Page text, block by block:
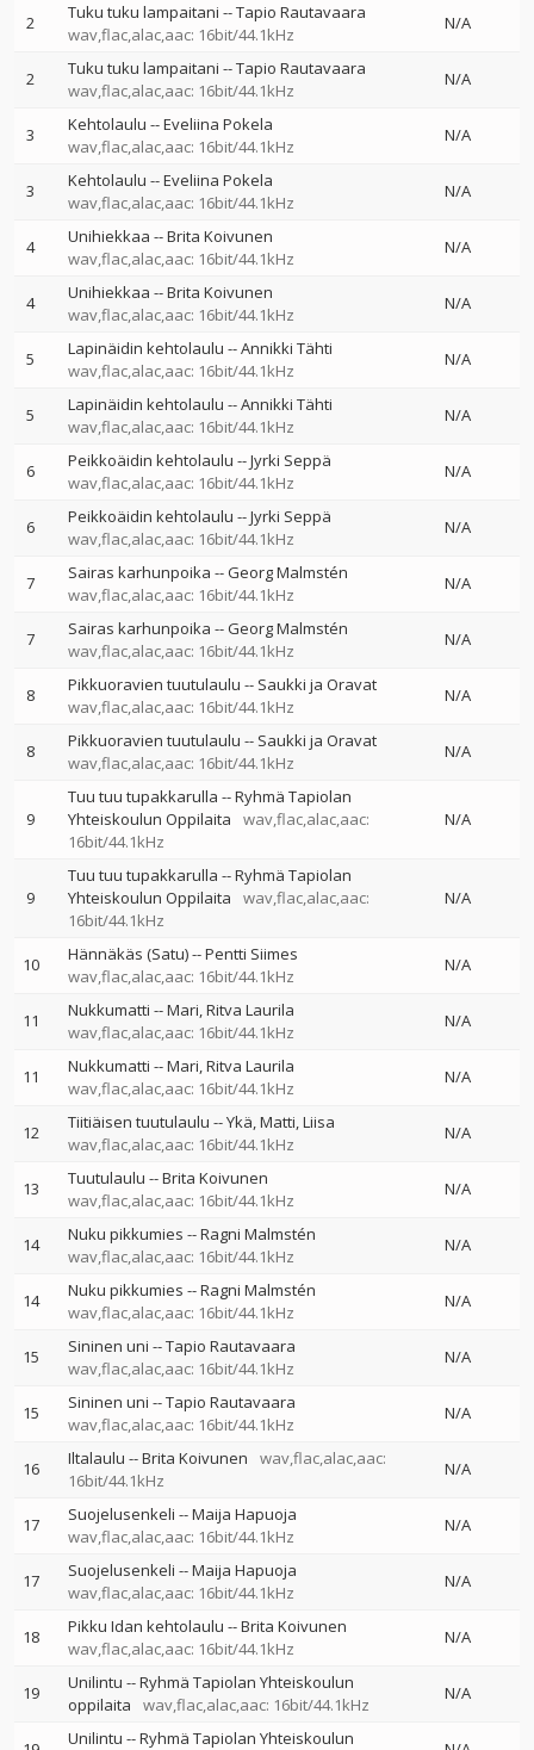
2 Tuku tuku lampaitani --Tapio Rautavaara
wav,flac,alac,aac: 16bit/44.1kHz
N/A
2 Tuku tuku lampaitani --Tapio Rautavaara
wav,flac,alac,aac: 16bit/44.1kHz
N/A
3 Kehtolaulu --Eveliina Pokela
wav,flac,alac,aac: 16bit/44.1kHz
N/A
3 Kehtolaulu --Eveliina Pokela
wav,flac,alac,aac: 16bit/44.1kHz
N/A
4 Unihiekkaa --Brita Koivunen
wav,flac,alac,aac: 16bit/44.1kHz
N/A
4 Unihiekkaa --Brita Koivunen
wav,flac,alac,aac: 16bit/44.1kHz
N/A
5 Lapinäidin kehtolaulu --Annikki Tähti
wav,flac,alac,aac: 16bit/44.1kHz
N/A
5 Lapinäidin kehtolaulu --Annikki Tähti
wav,flac,alac,aac: 16bit/44.1kHz
N/A
6 Peikkoäidin kehtolaulu --Jyrki Seppä
wav,flac,alac,aac: 16bit/44.1kHz
N/A
6 Peikkoäidin kehtolaulu --Jyrki Seppä
wav,flac,alac,aac: 16bit/44.1kHz
N/A
7 Sairas karhunpoika --Georg Malmstén
wav,flac,alac,aac: 16bit/44.1kHz
N/A
7 Sairas karhunpoika --Georg Malmstén
wav,flac,alac,aac: 16bit/44.1kHz
N/A
8 Pikkuoravien tuutulaulu -- Saukki ja Oravat
wav,flac,alac,aac: 16bit/44.1kHz
N/A
8 Pikkuoravien tuutulaulu -- Saukki ja Oravat
wav,flac,alac,aac: 16bit/44.1kHz
N/A
9
Tuu tuu tupakkarulla --Ryhmä Tapiolan
Yhteiskoulun Oppilaita
wav,flac,alac,aac:
16bit/44.1kHz
N/A
9
Tuu tuu tupakkarulla --Ryhmä Tapiolan
Yhteiskoulun Oppilaita
wav,flac,alac,aac:
16bit/44.1kHz
N/A
10 Hännäkäs (Satu)--Pentti Siimes
wav,flac,alac,aac: 16bit/44.1kHz
N/A
11 Nukkumatti --Mari Ritva Laurila
wav,flac,alac,aac: 16bit/44.1kHz
N/A
11 Nukkumatti --Mari Ritva Laurila
wav,flac,alac,aac: 16bit/44.1kHz
N/A
12 Tiitiäisen tuutulaulu --Ykä Matti Liisa
wav,flac,alac,aac: 16bit/44.1kHz
N/A
13 Tuutulaulu --Brita Koivunen
wav,flac,alac,aac: 16bit/44.1kHz
N/A
14 Nuku pikkumies --Ragni Malmstén
wav,flac,alac,aac: 16bit/44.1kHz
N/A
14 Nuku pikkumies --Ragni Malmstén
wav,flac,alac,aac: 16bit/44.1kHz
N/A
15 Sininen uni --Tapio Rautavaara
wav,flac,alac,aac: 16bit/44.1kHz
N/A
15 Sininen uni --Tapio Rautavaara
wav,flac,alac,aac: 16bit/44.1kHz
N/A
16 Iltalaulu --Brita Koivunen
wav,flac,alac,aac:
16bit/44.1kHz
N/A
17 Suojelusenkeli --Maija Hapuoja
wav,flac,alac,aac: 16bit/44.1kHz
N/A
17 Suojelusenkeli --Maija Hapuoja
wav,flac,alac,aac: 16bit/44.1kHz
N/A
18 Pikku Idan kehtolaulu --Brita Koivunen
wav,flac,alac,aac: 16bit/44.1kHz
N/A
19 Unilintu --Ryhmä Tapiolan Yhteiskoulun
oppilaita
wav,flac,alac,aac: 16bit/44.1kHz
N/A
Unilintu --Ryhmä Tapiolan Yhteiskoulun